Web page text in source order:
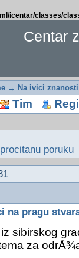
icentar/classes/
Centar
→ Na ivici znanosti
Tim
poruku
na pragu
sibirskog
za